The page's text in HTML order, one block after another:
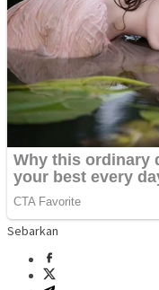
Sebarkan